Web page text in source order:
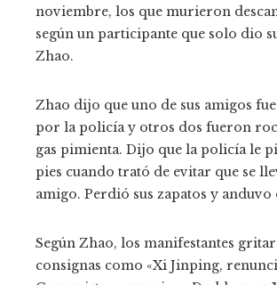
noviembre, los que murieron
según un participante que solo dio
Zhao.
Zhao dijo que uno de sus amigos
por la policía y otros dos fueron
gas pimienta. Dijo que la policía le
pies cuando trató de evitar que se
amigo. Perdió sus zapatos y anduvo
Según Zhao, los manifestantes
consignas como «Xi Jinping,